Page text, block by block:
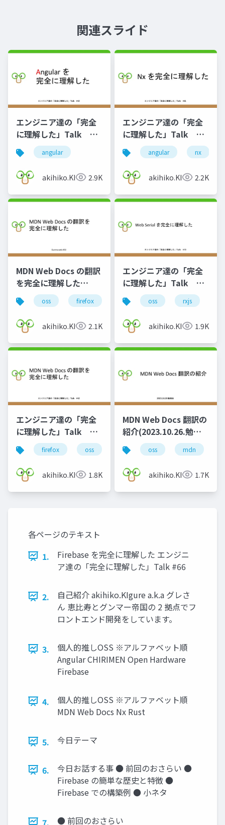
関連スライド
エンジニア達の「完全
に理解した」Talk
#52
angular
akihiko.KIgure2.9K
エンジニア達の「完全
に理解した」Talk
#61
angular nx
akihiko.KIgure2.2K
MDN Web Docs の翻訳
を完全に理解した
Gunma.web #50
oss firefox mdn
akihiko.KIgure2.1K
エンジニア達の「完全
に理解した」Talk
#73
oss rxjs
akihiko.KIgure1.9K
エンジニア達の「完全
に理解した」Talk
#42
firefox oss mdn
akihiko.KIgure1.8K
MDN Web Docs 翻訳の
紹介(2023.10.26.勉強
会)
oss mdn
akihiko.KIgure1.7K
各ページのテキスト
1.
Firebase を完全に理解した エンジニ
ア達の「完全に理解した」Talk #66
2.
自己紹介 akihiko.KIgure a.k.a グレさ
ん 恵比寿とグンマー帝国の 2 拠点でフ
ロントエンド開発をしています。
3.
個人的推しOSS ※アルファベット順
Angular CHIRIMEN Open Hardware
Firebase
4.
個人的推しOSS ※アルファベット順
MDN Web Docs Nx Rust
5. 今日テーマ
6.
今日お話する事 ● 前回のおさらい ●
Firebase の簡単な歴史と特徴 ●
Firebase での構築例 ● 小ネタ
7. ● 前回のおさらい